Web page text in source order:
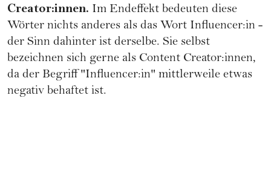
Creator:innen. Im Endeffekt bedeuten diese
Wörter nichts anderes als das Wort Influencer:in -
der Sinn dahinter ist derselbe. Sie selbst
bezeichnen sich gerne als Content Creator:innen,
da der Begriff "Influencer:in" mittlerweile etwas
negativ behaftet ist.